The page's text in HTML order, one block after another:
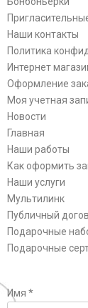
Наши контакты
Политика
Интернет
Оформление
Моя учетная
Новости
Главная
Наши работы
Как оформить
Наши услуги
Мультилинк
Публичный
Подарочные
Подарочные
Имя *